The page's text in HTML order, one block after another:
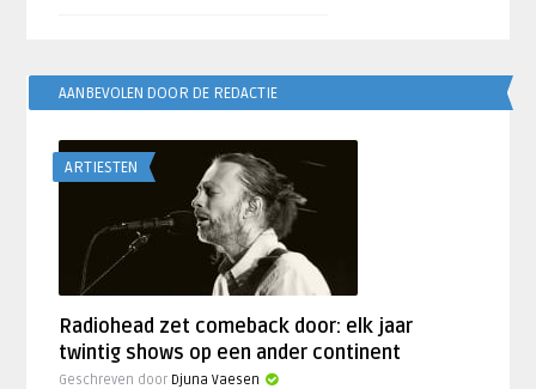
AANBEVOLEN DOOR DE REDACTIE
ARTIESTEN
Radiohead zet comeback door: elk jaar
twintig shows op een ander continent
Geschreven door Djuna Vaesen